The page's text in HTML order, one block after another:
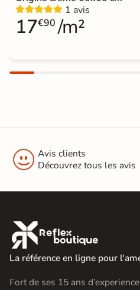
1 avis
17€90 /m²
 Avis clients
Découvrez tous les avis

La référence en ligne pour
Fort de ses 15 ans